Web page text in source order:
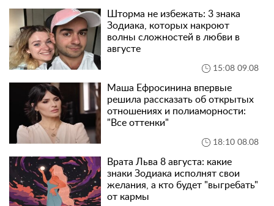
Шторма не избежать: 3 знака
Зодиака, которых накроют
волны сложностей в любви в
августе
15:08 09.08
Маша Ефросинина впервые
решила рассказать об открытых
отношениях и полиаморности:
"Все оттенки"
18:10 08.08
Врата Льва 8 августа: какие
знаки Зодиака исполнят свои
желания, а кто будет "выгребать"
от кармы